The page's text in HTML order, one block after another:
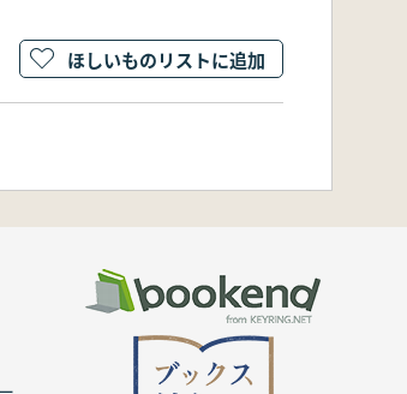
ほしいものリストに追加